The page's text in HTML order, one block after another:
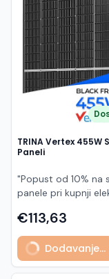
TRINA Vertex 455W
Paneli
"Popust od 10% na
panele pri kupnji
Model TSM-
predstavlja
glass/glass N-type
modul s visokom
učinkovitošću,
€113,63
Dodavanje...